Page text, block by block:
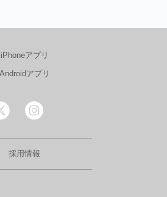
iPhoneアプリ
Androidアプリ
採用情報